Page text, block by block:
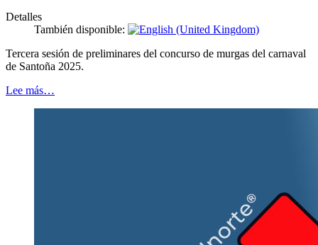
Detalles
También disponible:
Tercera sesión de preliminares del concurso de murgas del carnaval
de Santoña 2025.
Lee más…